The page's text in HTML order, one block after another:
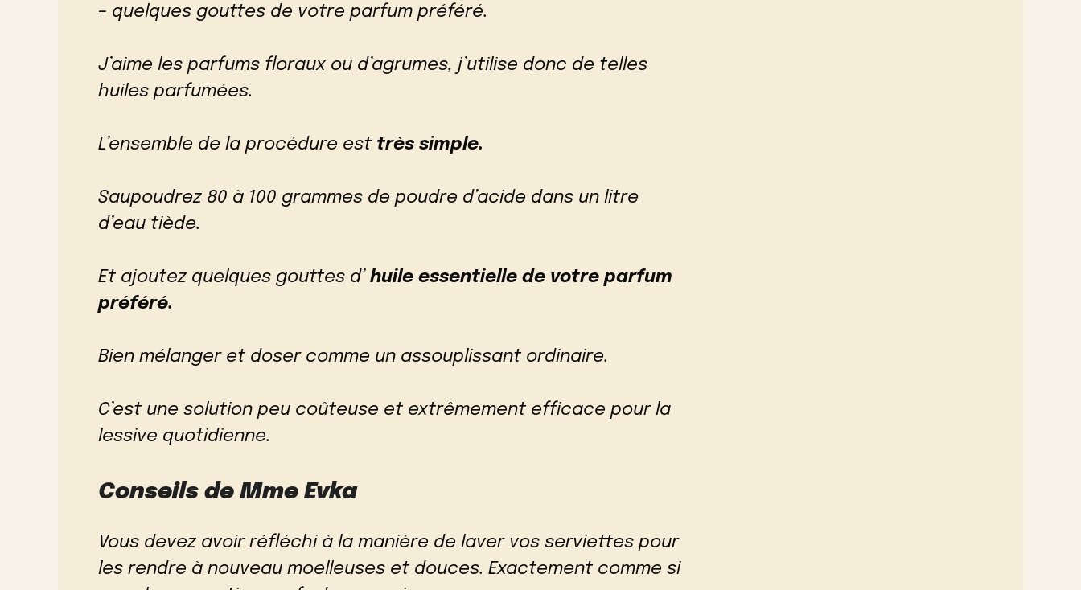
– quelques gouttes de votre parfum préféré.
J’aime les parfums floraux ou d’agrumes, j’utilise donc de telles
huiles parfumées.
L’ensemble de la procédure est très simple.
Saupoudrez 80 à 100 grammes de poudre d’acide dans un litre
d’eau tiède.
Et ajoutez quelques gouttes d’ huile essentielle de votre parfum
préféré.
Bien mélanger et doser comme un assouplissant ordinaire.
C’est une solution peu coûteuse et extrêmement efficace pour la
lessive quotidienne.
Conseils de Mme Evka
Vous devez avoir réfléchi à la manière de laver vos serviettes pour
les rendre à nouveau moelleuses et douces. Exactement comme si